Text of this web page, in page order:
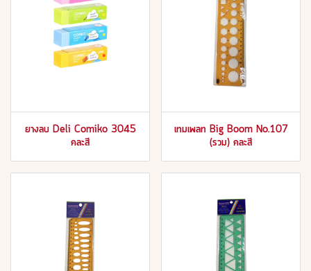
ยางลบ Deli Comiko 3045
คละสี
เทมเพลท Big Boom No.107
(รวม) คละสี